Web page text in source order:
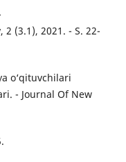
(3.1), 2021. - S. 22-
o‘qituvchilari
- Journal Of New